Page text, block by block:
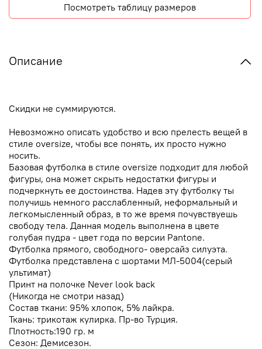
Посмотреть таблицу размеров
Описание
Скидки не суммируются.
Невозможно описать удобство и всю прелесть вещей в
стиле oversize, чтобы все понять, их просто нужно
носить.
Базовая футболка в стиле oversize подходит для любой
фигуры, она может скрыть недостатки фигуры и
подчеркнуть ее достоинства. Надев эту футболку ты
получишь немного расслабленный, неформальный и
легкомысленный образ, в то же время почувствуешь
свободу тела. Данная модель выполнена в цвете
голубая пудра - цвет года по версии Pantone.
Футболка прямого, свободного- оверсайз силуэта.
Футболка представлена с шортами МЛ-5004(серый
ультимат)
Принт на полочке Never look back
(Никогда не смотри назад)
Cостав ткани: 95% хлопок, 5% лайкра.
Ткань: трикотаж кулирка. Пр-во Турция.
Плотность:190 гр. м
Сезон: Демисезон.